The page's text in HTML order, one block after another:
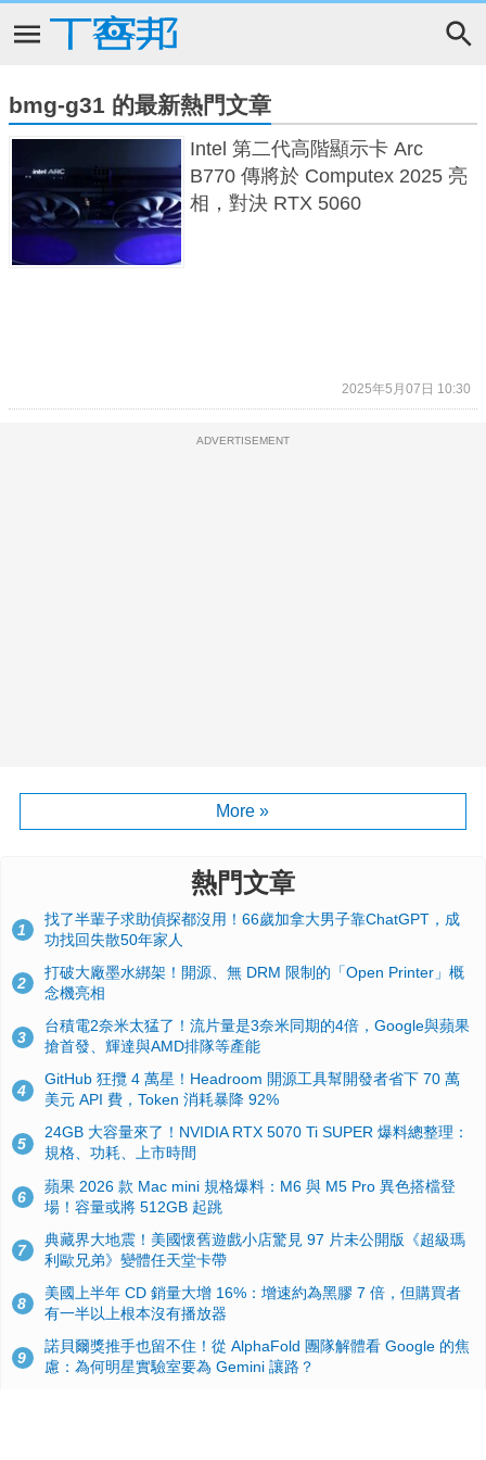
bmg-g31 的最新熱門文章
Intel 第二代高階顯示卡 Arc
B770 傳將於 Computex 2025 亮
相，對決 RTX 5060
2025年5月07日 10:30
ADVERTISEMENT
More »
熱門文章
1
找了半輩子求助偵探都沒用！66歲加拿大男子靠ChatGPT，成
功找回失散50年家人
2
打破大廠墨水綁架！開源、無 DRM 限制的「Open Printer」概
念機亮相
3
台積電2奈米太猛了！流片量是3奈米同期的4倍，Google與蘋果
搶首發、輝達與AMD排隊等產能
4
GitHub 狂攬 4 萬星！Headroom 開源工具幫開發者省下 70 萬
美元 API 費，Token 消耗暴降 92%
5
24GB 大容量來了！NVIDIA RTX 5070 Ti SUPER 爆料總整理：
規格、功耗、上市時間
6
蘋果 2026 款 Mac mini 規格爆料：M6 與 M5 Pro 異色搭檔登
場！容量或將 512GB 起跳
7
典藏界大地震！美國懷舊遊戲小店驚見 97 片未公開版《超級瑪
利歐兄弟》變體任天堂卡帶
8
美國上半年 CD 銷量大增 16%：增速約為黑膠 7 倍，但購買者
有一半以上根本沒有播放器
9
諾貝爾獎推手也留不住！從 AlphaFold 團隊解體看 Google 的焦
慮：為何明星實驗室要為 Gemini 讓路？